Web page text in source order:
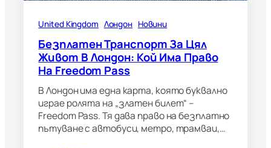
United Kingdom Лондон Новини
Безплатен Транспорт За Цял
Живот В Лондон: Кой Има Право
На Freedom Pass
В Лондон има една карта, която буквално
играе ролята на „златен билет“ –
Freedom Pass. Тя дава право на безплатно
пътуване с автобуси, метро, трамваи,…